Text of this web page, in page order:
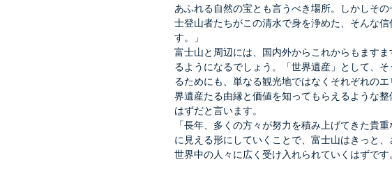
あふれる自然の宝とも言うべき場所。しかしそ
士登山者たちがこの清水で身を浄めた、そんな
す。」
富士山と周辺には、国内外からこれからもます
るようになるでしょう。「世界遺産」として、
るためにも、単なる観光地ではなくそれぞれの
界遺産たる由縁と価値を知ってもらえるような
はずだと言います。
「長年、多くの方々が努力を積み上げてきた貴
に見える形にしていくことで、富士山はきっと
世界中の人々に広く受け入れられていくはずです